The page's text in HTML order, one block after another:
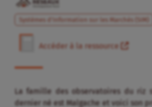
Systèmes d'Information sur les Marchés (SIM)
Accéder à la ressource
La famille des observatoires du riz
dernier né est Malgache et voici son